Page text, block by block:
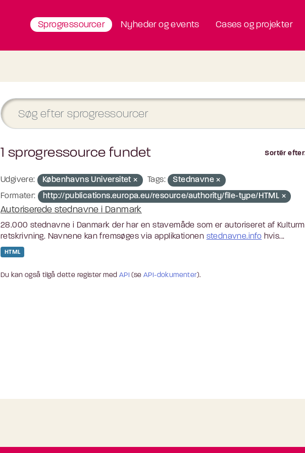
Sprogressourcer Nyheder og events Cases og projekter
Sortér efter
1 sprogressource fundet
Udgivere: Københavns Universitet Tags:
Stednavne
Formater:
http://publications.europa.eu/resource/authority/file-type/HTML
Autoriserede stednavne i Danmark
28.000 stednavne i Danmark der har en stavemåde som er autoriseret af
retskrivning. Navnene kan fremsøges via applikationen stednavne.info hvis...
HTML
Du kan også tilgå dette register med API (seAPI-dokumenter).